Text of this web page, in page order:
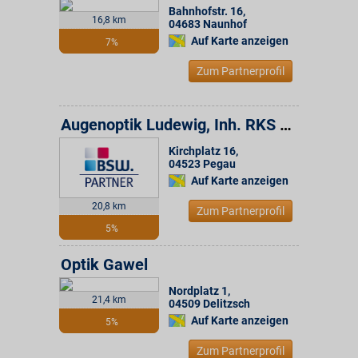
16,8 km
7%
Bahnhofstr. 16,
04683 Naunhof
Auf Karte anzeigen
Zum Partnerprofil
20,8 km
5%
Augenoptik Ludewig, Inh. RKS Optik GmbH
Kirchplatz 16,
04523 Pegau
Auf Karte anzeigen
Zum Partnerprofil
21,4 km
5%
Optik Gawel
Nordplatz 1,
04509 Delitzsch
Auf Karte anzeigen
Zum Partnerprofil